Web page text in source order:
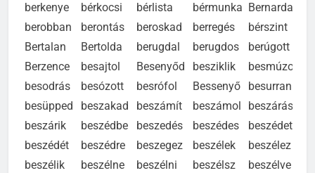
berkenye
bérkocsi bérlista bérmunka Bernarda
berobban
berontás beroskad berregés
bérszint
Bertalan
Bertolda berugdal berugdos
berúgott
Berzence
besajtol Besenyőd besziklik
besmúzol
besodrás
besózott besrófol Bessenyő
besurran
besüpped
beszakad beszámít beszámol
beszárás
beszárik
beszédbe beszedés beszédes
beszédet
beszédét
beszédre beszegez beszélek
beszélez
beszélik
beszélne beszélni beszélsz
beszélve